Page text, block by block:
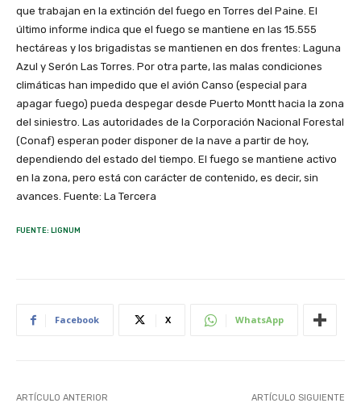
que trabajan en la extinción del fuego en Torres del Paine. El
último informe indica que el fuego se mantiene en las 15.555
hectáreas y los brigadistas se mantienen en dos frentes: Laguna
Azul y Serón Las Torres. Por otra parte, las malas condiciones
climáticas han impedido que el avión Canso (especial para
apagar fuego) pueda despegar desde Puerto Montt hacia la zona
del siniestro. Las autoridades de la Corporación Nacional Forestal
(Conaf) esperan poder disponer de la nave a partir de hoy,
dependiendo del estado del tiempo. El fuego se mantiene activo
en la zona, pero está con carácter de contenido, es decir, sin
avances. Fuente: La Tercera
FUENTE: LIGNUM
Facebook X WhatsApp
ARTÍCULO ANTERIOR ARTÍCULO SIGUIENTE